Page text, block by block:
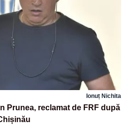
Ionuț Nichita
Prunea, reclamat de FRF după